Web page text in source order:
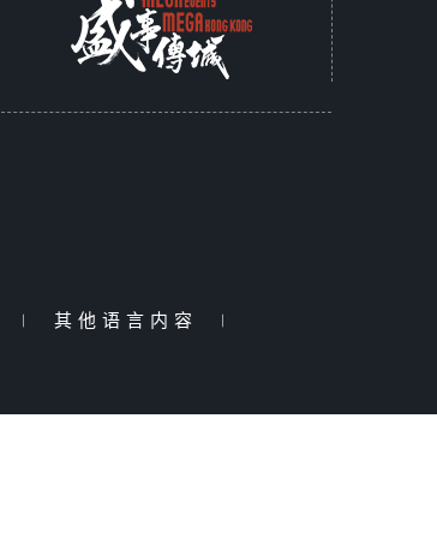
| 其他语言内容 |